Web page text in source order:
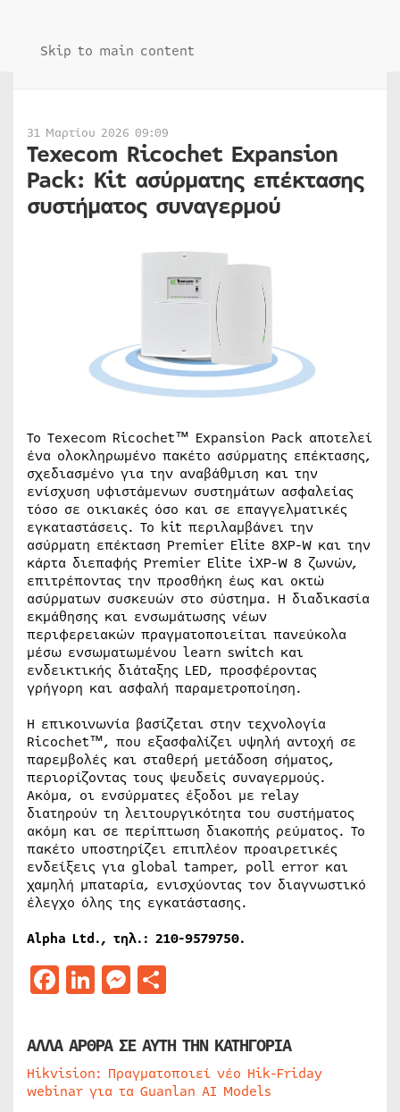
Skip to main content
31 Μαρτίου 2026 09:09
Texecom Ricochet Expansion
Pack: Kit ασύρματης επέκτασης
συστήματος συναγερμού
Το Texecom Ricochet™ Expansion Pack αποτελεί
ένα ολοκληρωμένο πακέτο ασύρματης επέκτασης,
σχεδιασμένο για την αναβάθμιση και την
ενίσχυση υφιστάμενων συστημάτων ασφαλείας
τόσο σε οικιακές όσο και σε επαγγελματικές
εγκαταστάσεις. Το kit περιλαμβάνει την
ασύρματη επέκταση Premier Elite 8XP-W και την
κάρτα διεπαφής Premier Elite iXP-W 8 ζωνών,
επιτρέποντας την προσθήκη έως και οκτώ
ασύρματων συσκευών στο σύστημα. Η διαδικασία
εκμάθησης και ενσωμάτωσης νέων
περιφερειακών πραγματοποιείται πανεύκολα
μέσω ενσωματωμένου learn switch και
ενδεικτικής διάταξης LED, προσφέροντας
γρήγορη και ασφαλή παραμετροποίηση.
Η επικοινωνία βασίζεται στην τεχνολογία
Ricochet™, που εξασφαλίζει υψηλή αντοχή σε
παρεμβολές και σταθερή μετάδοση σήματος,
περιορίζοντας τους ψευδείς συναγερμούς.
Ακόμα, οι ενσύρματες έξοδοι με relay
διατηρούν τη λειτουργικότητα του συστήματος
ακόμη και σε περίπτωση διακοπής ρεύματος. Το
πακέτο υποστηρίζει επιπλέον προαιρετικές
ενδείξεις για global tamper, poll error και
χαμηλή μπαταρία, ενισχύοντας τον διαγνωστικό
έλεγχο όλης της εγκατάστασης.
Alpha Ltd., τηλ.: 210-9579750.
Facebook
LinkedIn
Messenger
ΑΛΛΑ ΑΡΘΡΑ ΣΕ ΑΥΤΗ ΤΗΝ ΚΑΤΗΓΟΡΙΑ
Hikvision: Πραγματοποιεί νέο Hik-Friday
webinar για τα Guanlan AI Models